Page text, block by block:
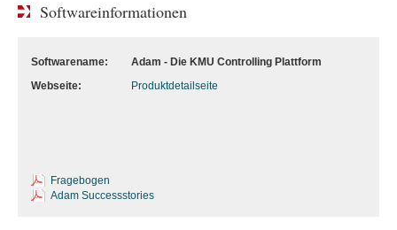
Softwareinformationen
Softwarename:
Adam - Die KMU Controlling Plattform
Webseite:
Produktdetailseite
Fragebogen
Adam Successstories